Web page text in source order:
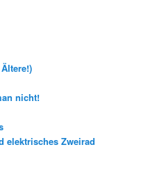
nicht!
elektrisches Zweirad